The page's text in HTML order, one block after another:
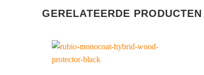
GERELATEERDE PRODUCTEN